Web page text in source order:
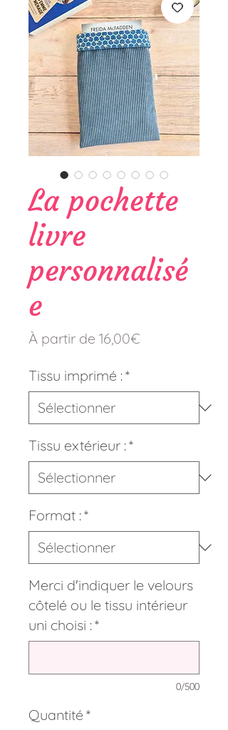
La pochette
livre
personnalisé
e
À partir de 16,00€
Tissu imprimé : *
Tissu extérieur : *
Format : *
Merci d'indiquer le velours
côtelé ou le tissu intérieur
uni choisi : *
0/500
Quantité *